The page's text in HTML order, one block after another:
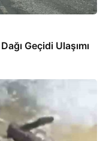
Geçidi Ulaşımı